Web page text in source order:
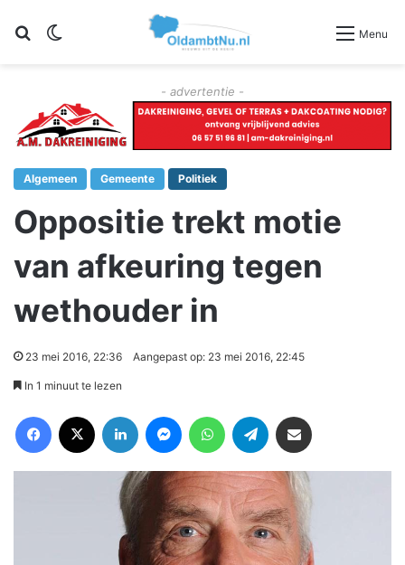
Zoeken Menu
- advertentie -
Algemeen Gemeente Politiek
Oppositie trekt motie
van afkeuring tegen
wethouder in
23 mei 2016, 22:36 Aangepast op: 23 mei 2016, 22:45
In 1 minuut te lezen